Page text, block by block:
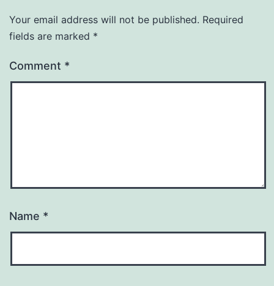
Your email address will not be published. Required
fields are marked *
Comment *
Name *